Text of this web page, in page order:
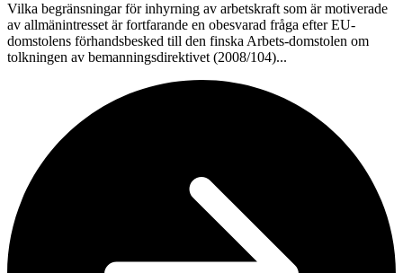
Vilka begränsningar för inhyrning av arbetskraft som är motiverade
av allmänintresset är fortfarande en obesvarad fråga efter EU-
domstolens förhandsbesked till den finska Arbets-domstolen om
tolkningen av bemanningsdirektivet (2008/104)...